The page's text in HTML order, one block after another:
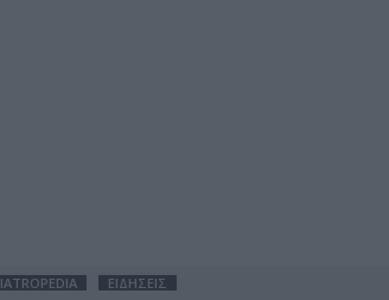
IATROPEDIA ΕΙΔΗΣΕΙΣ